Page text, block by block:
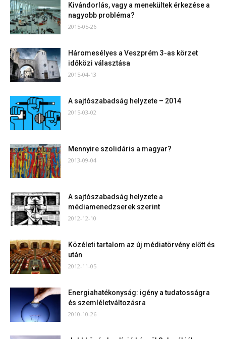
Kivándorlás, vagy a menekültek érkezése a
nagyobb probléma?
2015-05-26
Háromesélyes a Veszprém 3-as körzet
időközi választása
2015-04-13
A sajtószabadság helyzete – 2014
2015-03-02
Mennyire szolidáris a magyar?
2013-09-04
A sajtószabadság helyzete a
médiamenedzserek szerint
2012-12-10
Közéleti tartalom az új médiatörvény előtt és
után
2012-11-05
Energiahatékonyság: igény a tudatosságra
és szemléletváltozásra
2010-10-26